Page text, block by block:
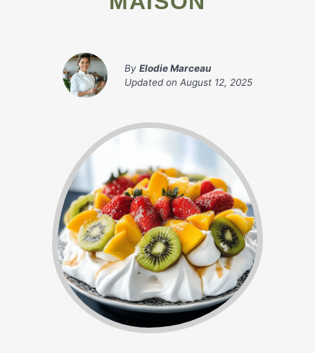
By Elodie Marceau
Updated on August 12, 2025